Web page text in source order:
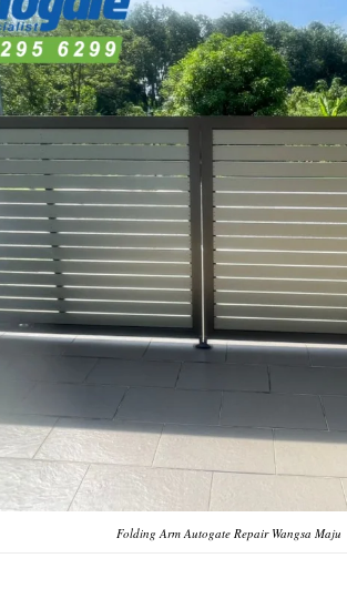
Folding Arm Autogate Repair Wangsa Maju